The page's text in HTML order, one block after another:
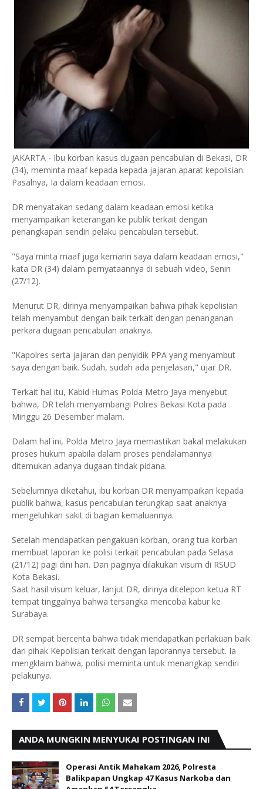
JAKARTA - Ibu korban kasus dugaan pencabulan di Bekasi, DR
(34), meminta maaf kepada kepada jajaran aparat kepolisian.
Pasalnya, Ia dalam keadaan emosi.
DR menyatakan sedang dalam keadaan emosi ketika
menyampaikan keterangan ke publik terkait dengan
penangkapan sendiri pelaku pencabulan tersebut.
"Saya minta maaf juga kemarin saya dalam keadaan emosi,"
kata DR (34) dalam pernyataannya di sebuah video, Senin
(27/12).
Menurut DR, dirinya menyampaikan bahwa pihak kepolisian
telah menyambut dengan baik terkait dengan penanganan
perkara dugaan pencabulan anaknya.
"Kapolres serta jajaran dan penyidik PPA yang menyambut
saya dengan baik. Sudah, sudah ada penjelasan," ujar DR.
Terkait hal itu, Kabid Humas Polda Metro Jaya menyebut
bahwa, DR telah menyambangi Polres Bekasi Kota pada
Minggu 26 Desember malam.
Dalam hal ini, Polda Metro Jaya memastikan bakal melakukan
proses hukum apabila dalam proses pendalamannya
ditemukan adanya dugaan tindak pidana.
Sebelumnya diketahui, ibu korban DR menyampaikan kepada
publik bahwa, kasus pencabulan terungkap saat anaknya
mengeluhkan sakit di bagian kemaluannya.
Setelah mendapatkan pengakuan korban, orang tua korban
membuat laporan ke polisi terkait pencabulan pada Selasa
(21/12) pagi dini hari. Dan paginya dilakukan visum di RSUD
Kota Bekasi.
Saat hasil visum keluar, lanjut DR, dirinya ditelepon ketua RT
tempat tinggalnya bahwa tersangka mencoba kabur ke
Surabaya.
DR sempat bercerita bahwa tidak mendapatkan perlakuan baik
dari pihak Kepolisian terkait dengan laporannya tersebut. Ia
mengklaim bahwa, polisi meminta untuk menangkap sendiri
pelakunya.
ANDA MUNGKIN MENYUKAI POSTINGAN INI
Operasi Antik Mahakam 2026, Polresta
Balikpapan Ungkap 47 Kasus Narkoba dan